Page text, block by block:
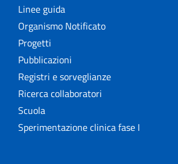
Linee guida
Organismo Notificato
Progetti
Pubblicazioni
Registri e sorveglianze
Ricerca collaboratori
Scuola
Sperimentazione clinica fase I